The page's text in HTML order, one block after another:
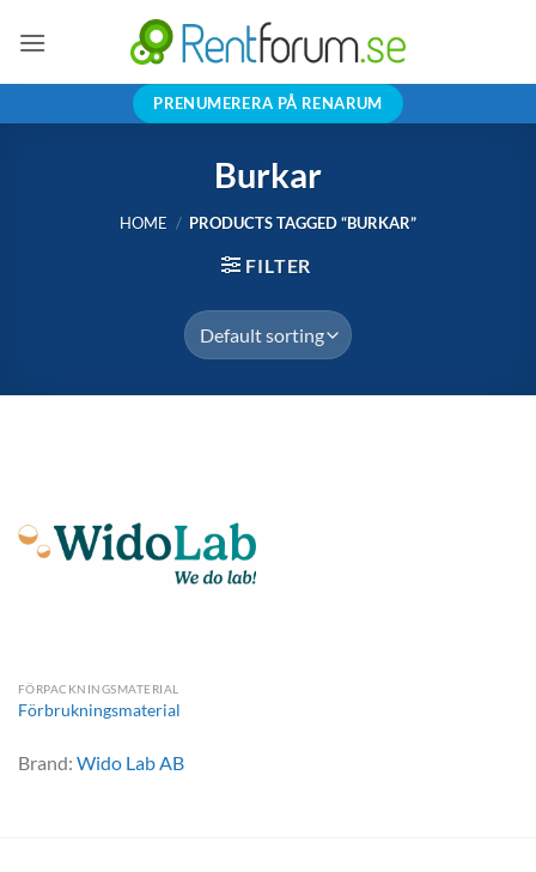
PRENUMERERA PÅ RENARUM
Burkar
HOME / PRODUCTS TAGGED “BURKAR”
FILTER
FÖRPACKNINGSMATERIAL
Förbrukningsmaterial
Brand: Wido Lab AB